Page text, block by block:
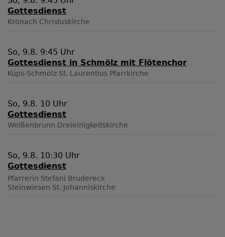
Gottesdienst
Kronach Christuskirche
So, 9.8. 9:45 Uhr
Gottesdienst in Schmölz mit Flötenchor
Küps-Schmölz St. Laurentius Pfarrkirche
So, 9.8. 10 Uhr
Gottesdienst
Weißenbrunn Dreieinigkeitskirche
So, 9.8. 10:30 Uhr
Gottesdienst
Pfarrerin Stefani Brudereck
Steinwiesen St. Johanniskirche